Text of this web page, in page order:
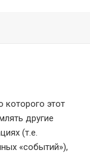
этот
другие
(т.е.
«событий»),